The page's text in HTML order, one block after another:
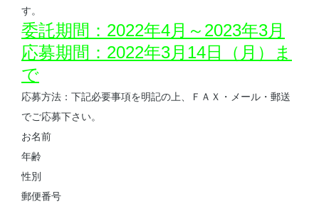
す。
委託期間：2022年4月～2023年3月
応募期間：2022年3月14日（月）ま
で
応募方法：下記必要事項を明記の上、ＦＡＸ・メール・郵送
でご応募下さい。
お名前
年齢
性別
郵便番号